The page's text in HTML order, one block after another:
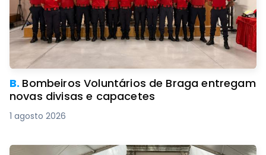
B. Bombeiros Voluntários de Braga entregam
novas divisas e capacetes
1 agosto 2026